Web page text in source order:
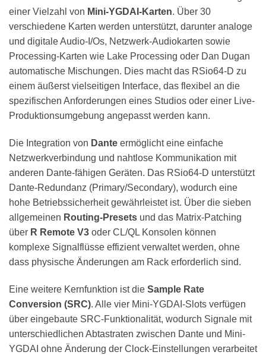
einer Vielzahl von Mini-YGDAI-Karten. Über 30
verschiedene Karten werden unterstützt, darunter analoge
und digitale Audio-I/Os, Netzwerk-Audiokarten sowie
Processing-Karten wie Lake Processing oder Dan Dugan
automatische Mischungen. Dies macht das RSio64-D zu
einem äußerst vielseitigen Interface, das flexibel an die
spezifischen Anforderungen eines Studios oder einer Live-
Produktionsumgebung angepasst werden kann.
Die Integration von Dante ermöglicht eine einfache
Netzwerkverbindung und nahtlose Kommunikation mit
anderen Dante-fähigen Geräten. Das RSio64-D unterstützt
Dante-Redundanz (Primary/Secondary), wodurch eine
hohe Betriebssicherheit gewährleistet ist. Über die sieben
allgemeinen Routing-Presets und das Matrix-Patching
über R Remote V3 oder CL/QL Konsolen können
komplexe Signalflüsse effizient verwaltet werden, ohne
dass physische Änderungen am Rack erforderlich sind.
Eine weitere Kernfunktion ist die Sample Rate
Conversion (SRC). Alle vier Mini-YGDAI-Slots verfügen
über eingebaute SRC-Funktionalität, wodurch Signale mit
unterschiedlichen Abtastraten zwischen Dante und Mini-
YGDAI ohne Änderung der Clock-Einstellungen verarbeitet